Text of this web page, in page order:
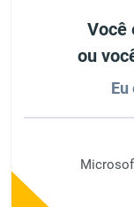
Você
ou